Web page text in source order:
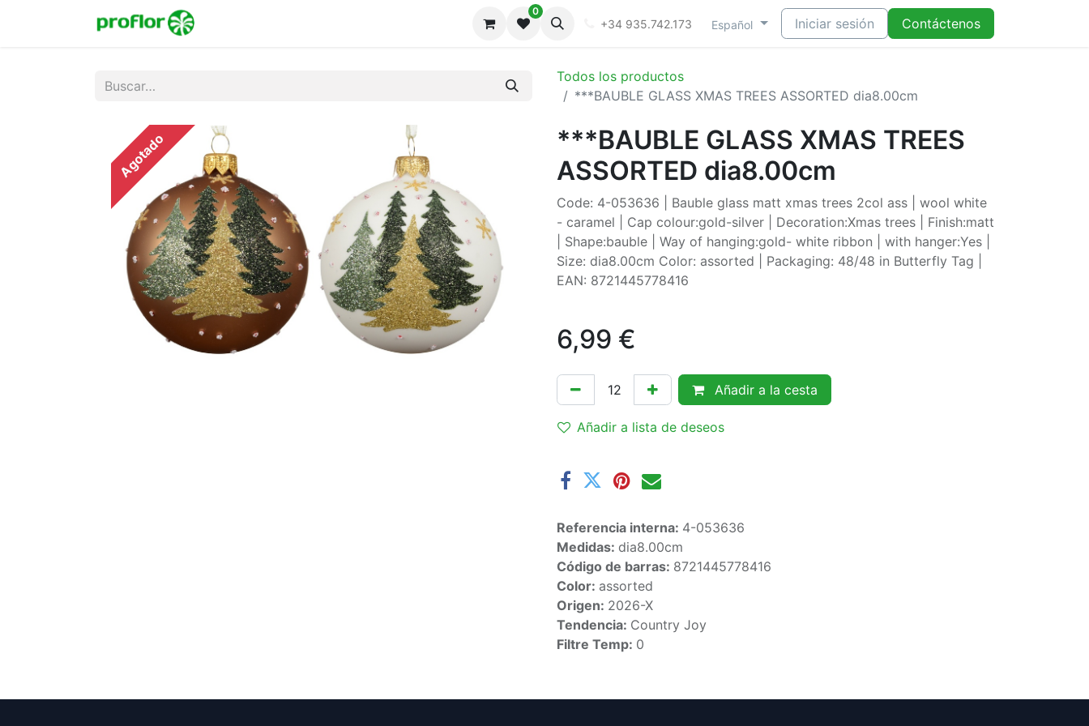
0
+34 935.742.173 Español Iniciar sesión Contáctenos
Todos los productos
***BAUBLE GLASS XMAS TREES ASSORTED dia8.00cm
Agotado
***BAUBLE GLASS XMAS TREES
ASSORTED dia8.00cm
Code: 4-053636 | Bauble glass matt xmas trees 2col ass | wool white
- caramel | Cap colour:gold-silver | Decoration:Xmas trees | Finish:matt
| Shape:bauble | Way of hanging:gold- white ribbon | with hanger:Yes |
Size: dia8.00cm Color: assorted | Packaging: 48/48 in Butterfly Tag |
EAN: 8721445778416
6,99 €
Añadir a la cesta
Añadir a lista de deseos
Referencia interna: 4-053636
Medidas: dia8.00cm
Código de barras: 8721445778416
Color: assorted
Origen: 2026-X
Tendencia: Country Joy
Filtre Temp: 0